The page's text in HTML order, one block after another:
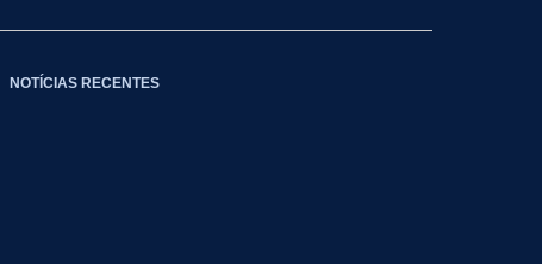
NOTÍCIAS RECENTES